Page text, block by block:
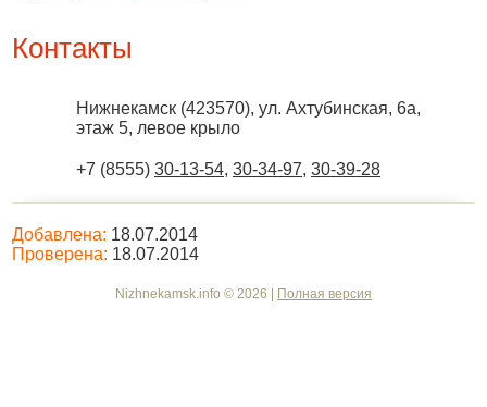
Контакты
Нижнекамск (423570), ул. Ахтубинская, 6а,
этаж 5, левое крыло
+7 (8555) 30-13-54, 30-34-97, 30-39-28
Добавлена: 18.07.2014
Проверена: 18.07.2014
Nizhnekamsk.info © 2026 | Полная версия